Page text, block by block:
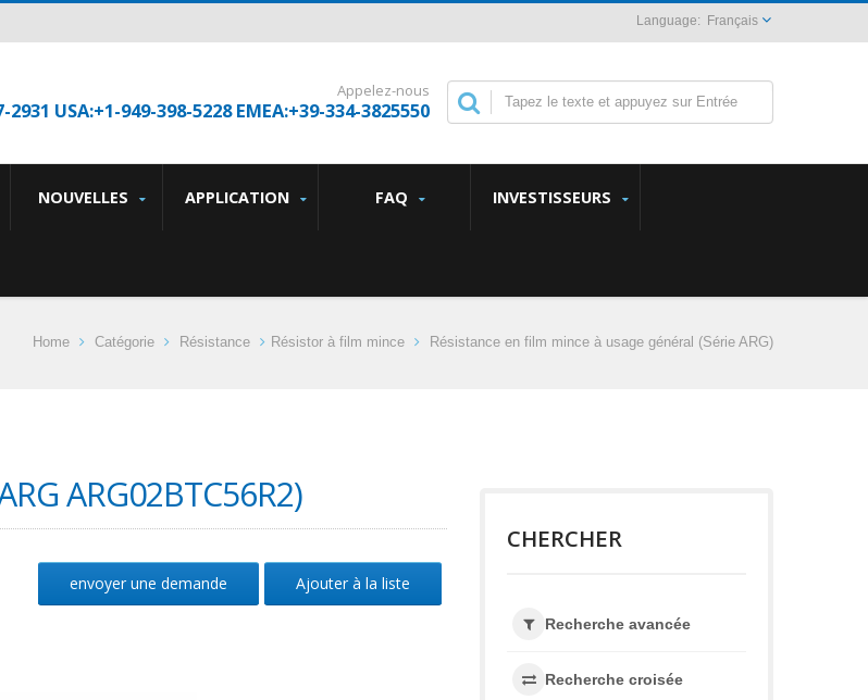
Français
Appelez-nous
2931 USA:+1-949-398-5228 EMEA:+39-334-3825550
NOUVELLES APPLICATION FAQ INVESTISSEURS
Home Catégorie Résistance Résistor à film mince Résistance en film mince à usage général (Série ARG)
ARG02BTC56R2)
envoyer une demande Ajouter à la liste
CHERCHER
Recherche avancée
Recherche croisée